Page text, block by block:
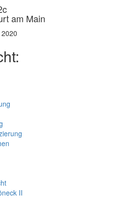
am Main
II